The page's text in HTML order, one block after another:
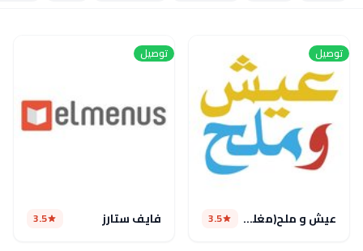
توصيل
عيش و ملح(مغلق مؤقتا) 3.5
توصيل
فايف ستارز 3.5